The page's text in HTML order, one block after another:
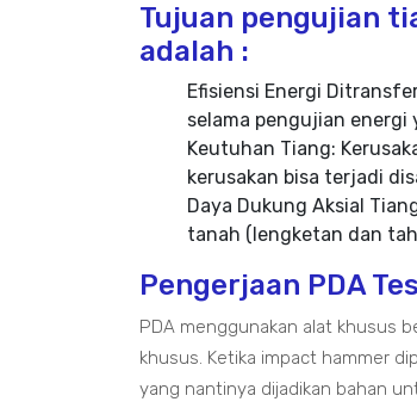
Tujuan pengujian
adalah :
Efisiensi Energi
selama pengujian
Keutuhan Tiang:
kerusakan bisa terjadi
Daya Dukung Aksial
tanah (lengketan dan
Pengerjaan PDA
PDA menggunakan alat khusus
khusus. Ketika impact hammer
yang nantinya dijadikan bahan